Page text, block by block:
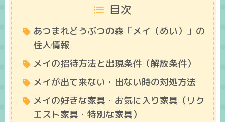
目次
あつまれどうぶつの森「メイ（めい）」の
住人情報
メイの招待方法と出現条件（解放条件）
メイが出て来ない・出ない時の対処方法
メイの好きな家具・お気に入り家具（リク
エスト家具・特別な家具）